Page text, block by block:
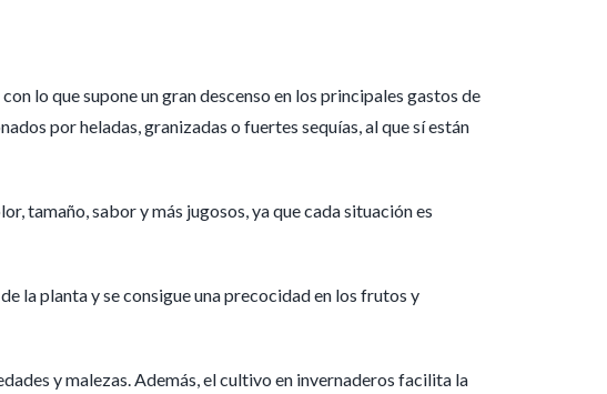
lo que supone un gran descenso en los principales gastos de
por heladas, granizadas o fuertes sequías, al que sí están
tamaño, sabor y más jugosos, ya que cada situación es
la planta y se consigue una precocidad en los frutos y
y malezas. Además, el cultivo en invernaderos facilita la